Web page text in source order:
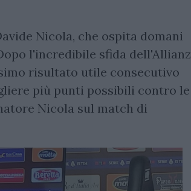
Nicola, che ospita domani
l'incredibile sfida dell'Allianz
risultato utile consecutivo
più punti possibili contro le
Nicola sul match di